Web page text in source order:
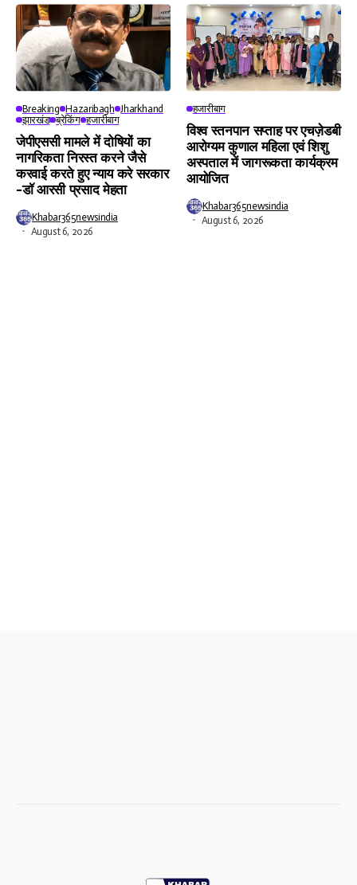
Breaking Hazaribagh Jharkhand
झारखंड ब्रेकिंग हजारीबाग
जेपीएससी मामले में दोषियों का
नागरिकता निरस्त करने जैसे
करवाई करते हुए न्याय करे सरकार
-डॉ आरसी प्रसाद मेहता
Khabar365newsindia
August 6, 2026
हजारीबाग
विश्व स्तनपान सप्ताह पर एचज़ेडबी
आरोग्यम कुणाल महिला एवं शिशु
अस्पताल में जागरूकता कार्यक्रम
आयोजित
Khabar365newsindia
August 6, 2026